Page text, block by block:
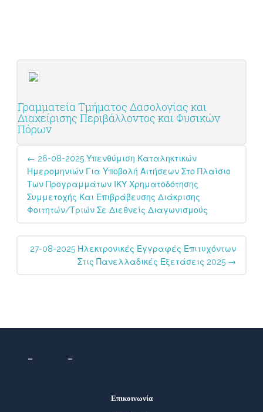
Γραμματεία Τμήματος Δασολογίας και
Διαχείρισης Περιβάλλοντος και Φυσικών
Πόρων
Post
navigation
← 26-08-2025 Υπενθύμιση Καταληκτικών
Ημερομηνιών Για Υποβολή Αιτήσεων Στο Πλαίσιο
Των Προγραμμάτων ΙΚΥ Χρηματοδότησης
Συμμετοχής Και Επιβράβευσης Διάκρισης
Φοιτητών/τριών Σε Διεθνείς Διαγωνισμούς
27-08-2025 Ηλεκτρονικές Εγγραφές Επιτυχόντων
Στις Πανελλαδικές Εξετάσεις 2025 →
Επικοινωνία